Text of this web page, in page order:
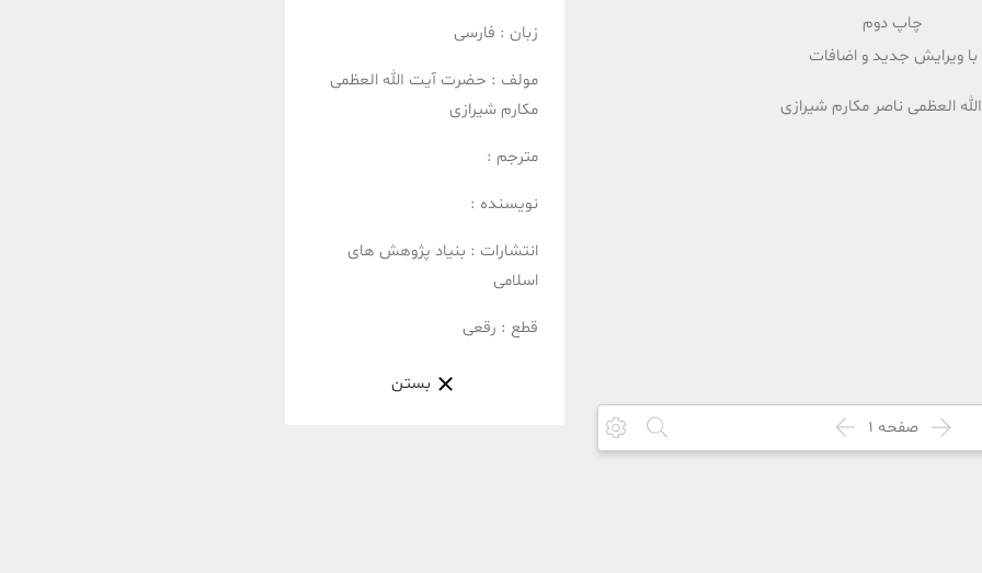
چاپ دوم
با ویرایش جدید و اضافات
العظمی ناصر مکارم شیرازی
صفحه 1
زبان : فارسی
مولف : حضرت آیت الله العظمی
مکارم شیرازی
مترجم :
نویسنده :
انتشارات : بنیاد پژوهش های
اسلامی
قطع : رقعی
بستن